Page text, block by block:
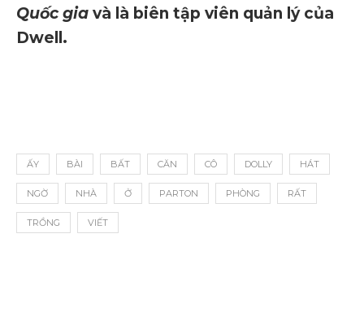
Quốc gia và là biên tập viên quản lý của
Dwell.
ẤY BÀI BẤT CĂN CÔ DOLLY HÁT
NGỜ NHÀ Ở PARTON PHÒNG RẤT
TRỒNG VIẾT